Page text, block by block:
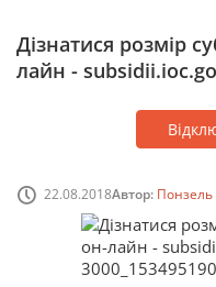
Дізнатися розмір
лайн -
22.08.2018Автор: Понзель